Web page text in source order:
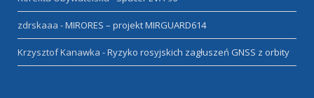
zdrskaaa -MIRORES – projekt MIRGUARD614
Krzysztof Kanawka -Ryzyko rosyjskich zagłuszeń GNSS z orbity